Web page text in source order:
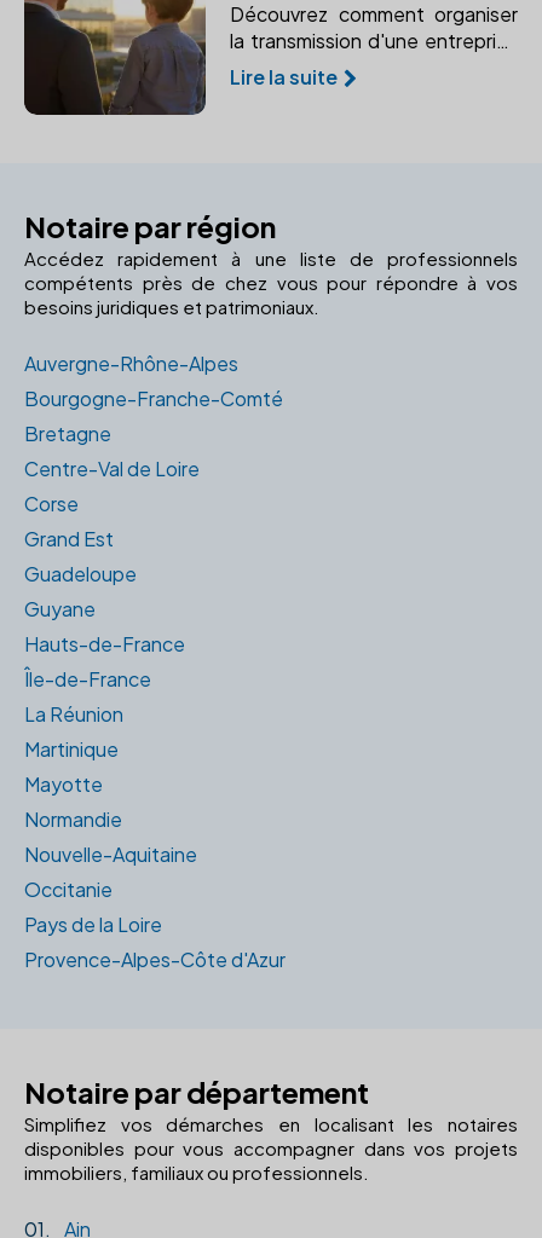
Découvrez comment organiser
la transmission d'une entreprise
familiale avec l'aide d'un notaire.
Une planification préalable est
Lire la suite
Notaire par région
Accédez rapidement à une liste de professionnels
compétents près de chez vous pour répondre à vos
besoins juridiques et patrimoniaux.
Auvergne-Rhône-Alpes
Bourgogne-Franche-Comté
Bretagne
Centre-Val de Loire
Corse
Grand Est
Guadeloupe
Guyane
Hauts-de-France
Île-de-France
La Réunion
Martinique
Mayotte
Normandie
Nouvelle-Aquitaine
Occitanie
Pays de la Loire
Provence-Alpes-Côte d'Azur
Notaire par département
Simplifiez vos démarches en localisant les notaires
disponibles pour vous accompagner dans vos projets
immobiliers, familiaux ou professionnels.
01. Ain